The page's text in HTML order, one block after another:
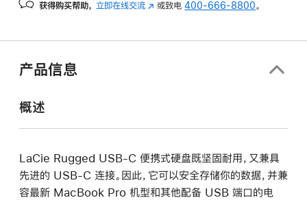
获得购买帮助， 立即在线交流 (在 或致电400-666-8800。
产品信息
概述
LaCie Rugged USB-C 便携式硬盘既坚固耐用，又兼具
先进的 USB-C 连接。因此，它可以安全存储你的数据，并兼
容最新 MacBook Pro 机型和其他配备 USB 端口的电